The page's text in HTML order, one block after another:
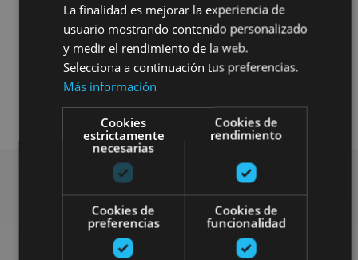
Bilatu plan gehiago
La finalidad es mejorar la experiencia de
usuario mostrando contenido personalizado
y medir el rendimiento de la web.
Selecciona a continuación tus preferencias.
Más información
Cookies
estrictamente
necesarias
Cookies de
rendimiento
Cookies de
preferencias
Cookies de
funcionalidad